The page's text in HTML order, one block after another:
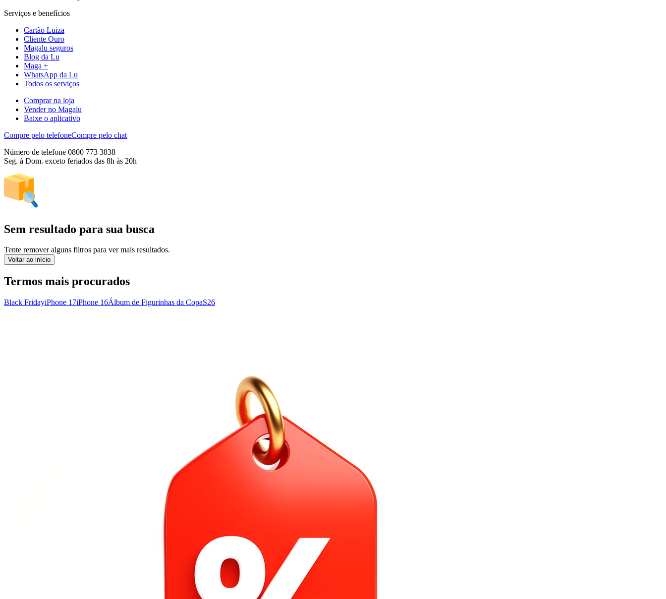
Serviços e benefícios
Cartão Luiza
Cliente Ouro
Magalu seguros
Blog da Lu
Maga +
WhatsApp da Lu
Todos os serviços
Comprar na loja
Vender no Magalu
Baixe o aplicativo
Compre pelo telefoneCompre pelo chat
Número de telefone 0800 773 3838
Seg. à Dom. exceto feriados das 8h às 20h
Sem resultado para sua busca
Tente remover alguns filtros para ver mais resultados.
Voltar ao início
Termos mais procurados
Black FridayiPhone 17iPhone 16Álbum de Figurinhas da CopaS26